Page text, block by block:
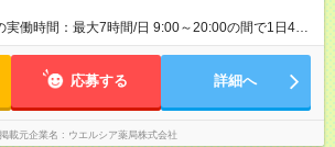
実働時間：最大7時間/日 9:00～20:00の間で1日4時
☆週2日～応相談 ※勤務曜日応相談 ※夕方帯 日曜勤
応募する 詳細へ
掲載元企業名 ウエルシア薬局株式会社